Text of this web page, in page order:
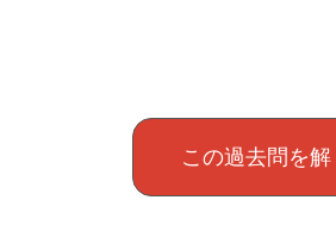
この過去問を解